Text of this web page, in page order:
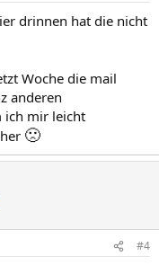
drinnen hat die nicht
Woche die mail
anderen
ich mir leicht
🙁
#4